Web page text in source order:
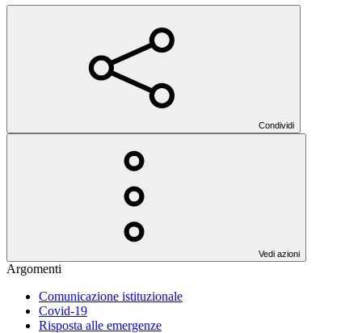
Condividi
Vedi azioni
Argomenti
Comunicazione istituzionale
Covid-19
Risposta alle emergenze